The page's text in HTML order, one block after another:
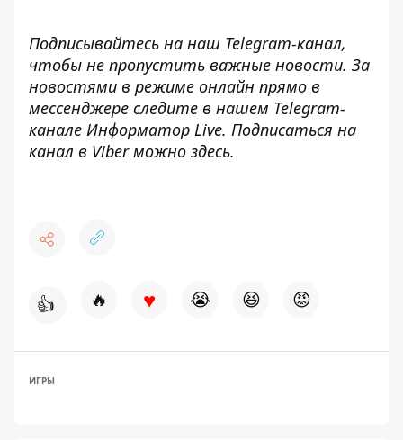
Подписывайтесь на наш Telegram-канал,
чтобы не пропустить важные новости. За
новостями в режиме онлайн прямо в
мессенджере следите в нашем Telegram-
канале Информатор Live. Подписаться на
канал в Viber можно здесь.
👍 🔥 ♥ 😭 😆 😡
ИГРЫ